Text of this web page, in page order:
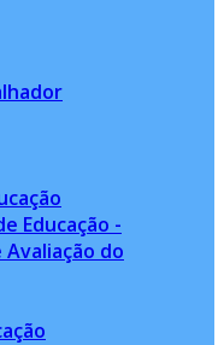
Educação -
do